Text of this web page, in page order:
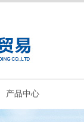
产品中心